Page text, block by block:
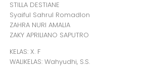
STILLA DESTIANE
Syaiful Sahrul Romadlon
ZAHRA NURI AMALIA
ZAKY APRILIANO SAPUTRO
KELAS: X. F
WALIKELAS: Wahyudhi, S.S.